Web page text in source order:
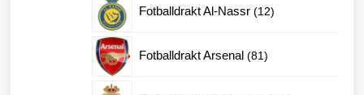
Fotballdrakt Al-Nassr 1212
Fotballdrakt Arsenal 8181